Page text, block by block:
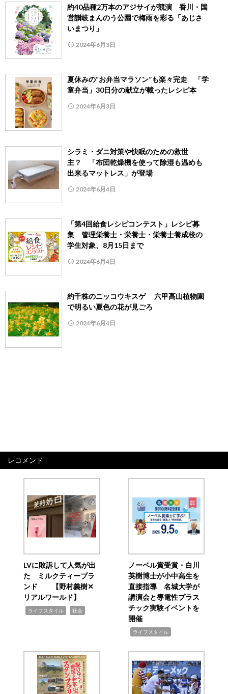
約40品種2万本のアジサイが競演 香川・国
営讃岐まんのう公園で梅雨を彩る「あじさ
いまつり」
2024年6月3日
夏休みの“お弁当マラソン”も楽々完走 「学
童弁当」30日分の献立が載ったレシピ本
2024年6月3日
シラミ・ダニ対策や快眠のための救世
主？ 「布団乾燥機を使って除湿も温めも
出来るマットレス」が登場
2024年6月4日
「第4回給食レシピコンテスト」レシピ募
集 管理栄養士・栄養士・栄養士養成校の
学生対象、8月15日まで
2024年6月4日
約千株のニッコウキスゲ 六甲高山植物園
で明るい夏色の花が見ごろ
2024年6月4日
レコメンド
LVに敗訴して人気が出
た ミルクティーブラ
ンド 【野村義樹✕
リアルワールド】
ライフスタイル 社会
ノーベル賞受賞・白川
英樹博士が小中高生を
直接指導 名城大学が
講演会と導電性プラス
チック実験イベントを
開催
ライフスタイル